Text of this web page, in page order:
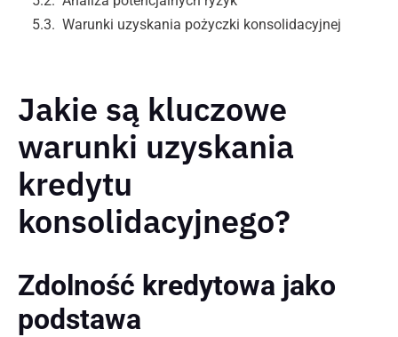
Jakie są kluczowe
warunki uzyskania
kredytu
konsolidacyjnego?
Zdolność kredytowa jako
podstawa
Warunki uzyskania pożyczki konsolidacyjnej